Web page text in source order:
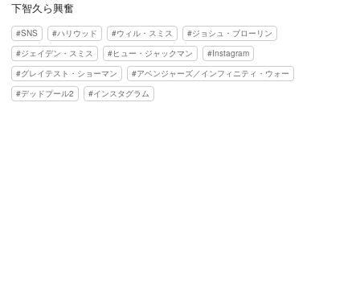
下智久ら興奮
SNS ハリウッド ウィル・スミス
ジョシュ・ブローリン
ジェイデン・スミス
ヒュー・ジャックマン
Instagram
グレイテスト・ショーマン
アベンジャーズ／インフィニティ・ウォー
デッドプール2
インスタグラム